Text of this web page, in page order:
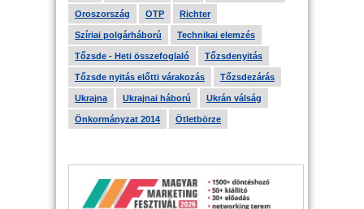
Oroszország OTP Richter
Szíriai polgárháború Technikai elemzés
Tőzsde - Heti összefoglaló Tőzsdenyitás
Tőzsde nyitás előtti várakozás Tőzsdezárás
Ukrajna Ukrajnai háború Ukrán válság
Önkormányzat 2014 Ötletbörze